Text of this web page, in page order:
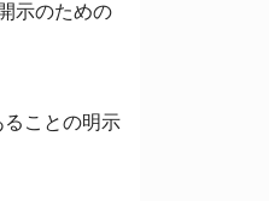
示のための
ことの明示